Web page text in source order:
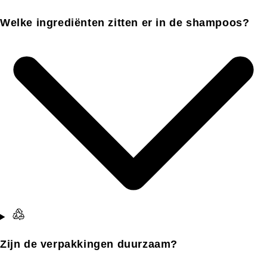
Welke ingrediënten zitten er in de shampoos?
Zijn de verpakkingen duurzaam?